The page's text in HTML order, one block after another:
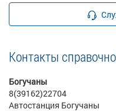
Контакты
Богучаны
8(39162)22704
Автостанция Богучаны